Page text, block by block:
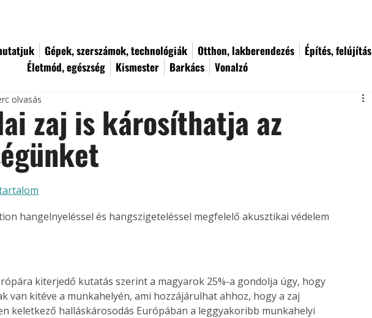
Gépek, szerszámok, technológiák Otthon, lakberendezés Építés, felújítás
Életmód, egészség
Kismester Barkács Vonalzó
zaj is károsíthatja az
olvasás
hangelnyeléssel és hangszigeteléssel megfelelő akusztikai védelem
kiterjedő kutatás szerint a magyarok 25%-a gondolja úgy, hogy
van kitéve a munkahelyén, ami hozzá­járulhat ahhoz, hogy a zaj
keletkező halláskárosodás Európában a leggyakoribb munkahelyi